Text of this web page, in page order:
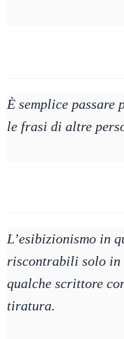
È semplice
le frasi di altre
L’esibizionismo in
riscontrabili solo in
qualche scrittore
tiratura.